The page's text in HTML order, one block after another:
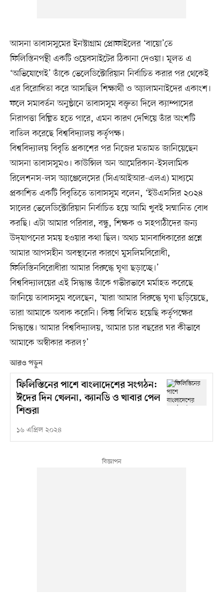
আসনা তাবাসসুমের ইনস্টাগ্রাম প্রোফাইলের ‘বায়ো’তে
ফিলিস্তিনপন্থী একটি ওয়েবসাইটের ঠিকানা দেওয়া। মূলত এ
‘অভিযোগেই’ তাঁকে ভেলেডিক্টোরিয়ান নির্বাচিত করার পর থেকেই
এর বিরোধিতা করে আসছিল শিক্ষার্থী ও অ্যালামনাইদের একাংশ।
ফলে সমাবর্তন অনুষ্ঠানে তাবাসসুম বক্তৃতা দিলে ক্যাম্পাসের
নিরাপত্তা বিঘ্নিত হতে পারে, এমন কারণ দেখিয়ে তাঁর অংশটি
বাতিল করেছে বিশ্ববিদ্যালয় কর্তৃপক্ষ।
বিশ্ববিদ্যালয় বিবৃতি প্রকাশের পর নিজের মতামত জানিয়েছেন
আসনা তাবাসসুমও। কাউন্সিল অন আমেরিকান-ইসলামিক
রিলেশনস-লস অ্যাঞ্জেলেসের (সিএআইআর-এলএ) মাধ্যমে
প্রকাশিত একটি বিবৃতিতে তাবাসসুম বলেন, ‘ইউএসসির ২০২৪
সালের ভেলেডিক্টোরিয়ান নির্বাচিত হয়ে আমি খুবই সম্মানিত বোধ
করছি। এটা আমার পরিবার, বন্ধু, শিক্ষক ও সহপাঠীদের জন্য
উদ্‌যাপনের সময় হওয়ার কথা ছিল। অথচ মানবাধিকারের প্রশ্নে
আমার আপসহীন অবস্থানের কারণে মুসলিমবিরোধী,
ফিলিস্তিনবিরোধীরা আমার বিরুদ্ধে ঘৃণা ছড়াচ্ছে।’
বিশ্ববিদ্যালয়ের এই সিদ্ধান্ত তাঁকে গভীরভাবে মর্মাহত করেছে
জানিয়ে তাবাসসুম বলেছেন, ‘যারা আমার বিরুদ্ধে ঘৃণা ছড়িয়েছে,
তারা আমাকে অবাক করেনি। কিন্তু বিস্মিত হয়েছি কর্তৃপক্ষের
সিদ্ধান্তে। আমার বিশ্ববিদ্যালয়, আমার চার বছরের ঘর কীভাবে
আমাকে অস্বীকার করল?’
আরও পড়ুন
ফিলিস্তিনের পাশে বাংলাদেশের সংগঠন:
ঈদের দিন খেলনা, ক্যানডি ও খাবার পেল
শিশুরা
১৬ এপ্রিল ২০২৪